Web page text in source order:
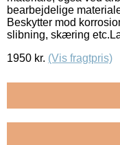
bearbejdelige
Beskytter mod
slibning, skæring
1950 kr. (Vis fragtpris)